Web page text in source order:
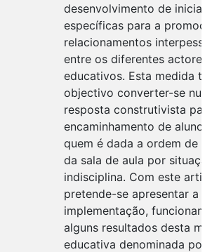
desenvolvimento de
específicas para a
relacionamentos
entre os diferentes actores
educativos. Esta medida
objectivo converter-se
resposta construtivista
encaminhamento de alunos
quem é dada a ordem de
da sala de aula por
indisciplina. Com este
pretende-se apresentar a
implementação,
alguns resultados desta
educativa denominada por